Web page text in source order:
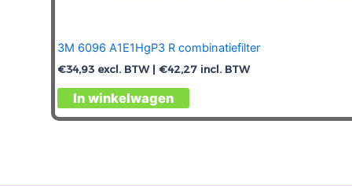
3M 6096 A1E1HgP3 R combinatiefilter
€34,93 excl. BTW | €42,27 incl. BTW
In winkelwagen